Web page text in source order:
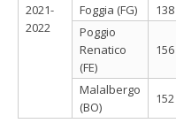
2021-
2022
Foggia (FG)
138
Poggio
Renatico
(FE)
156
Malalbergo
(BO)
152